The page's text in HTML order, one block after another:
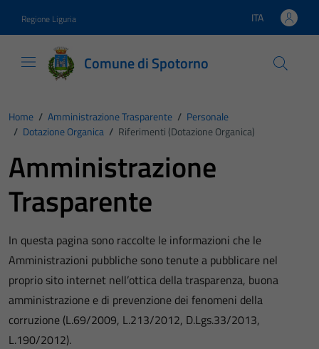
Regione Liguria Lingua attiva:
ITA
Comune di Spotorno
Home / Amministrazione Trasparente / Personale
/ Dotazione Organica / Riferimenti (Dotazione Organica)
Amministrazione
Trasparente
In questa pagina sono raccolte le informazioni che le
Amministrazioni pubbliche sono tenute a pubblicare nel
proprio sito internet nell’ottica della trasparenza, buona
amministrazione e di prevenzione dei fenomeni della
corruzione (L.69/2009, L.213/2012, D.Lgs.33/2013,
L.190/2012).